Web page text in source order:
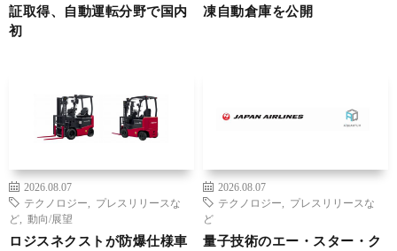
証取得、自動運転分野で国内
初
凍自動倉庫を公開
2026.08.07
テクノロジー
プレスリリースな
ど
動向/展望
ロジスネクストが防爆仕様車
2026.08.07
テクノロジー
プレスリリースな
ど
量子技術のエー・スター・ク